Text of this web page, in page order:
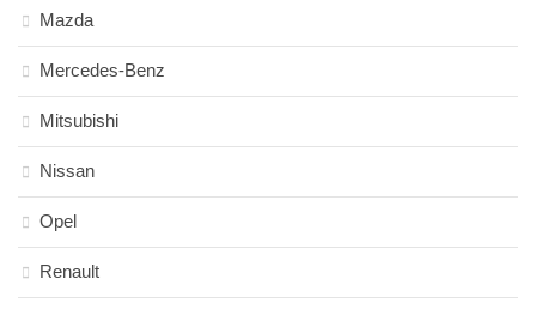
Mazda
Mercedes-Benz
Mitsubishi
Nissan
Opel
Renault